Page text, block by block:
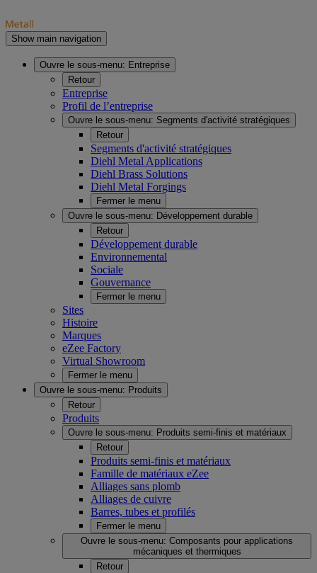
Show main navigation
Ouvre le sous-menu: Entreprise
Retour
Entreprise
Profil de l’entreprise
Ouvre le sous-menu: Segments d'activité stratégiques
Retour
Segments d'activité stratégiques
Diehl Metal Applications
Diehl Brass Solutions
Diehl Metal Forgings
Fermer le menu
Ouvre le sous-menu: Développement durable
Retour
Développement durable
Environnemental
Sociale
Gouvernance
Fermer le menu
Sites
Histoire
Marques
eZee Factory
Virtual Showroom
Fermer le menu
Ouvre le sous-menu: Produits
Retour
Produits
Ouvre le sous-menu: Produits semi-finis et matériaux
Retour
Produits semi-finis et matériaux
Famille de matériaux eZee
Alliages sans plomb
Alliages de cuivre
Barres, tubes et profilés
Fermer le menu
Ouvre le sous-menu: Composants pour applications
mécaniques et thermiques
Retour